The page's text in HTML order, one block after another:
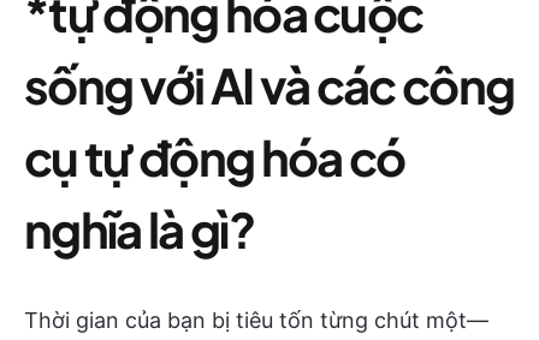
*tự động hóa cuộc
sống với AI và các công
cụ tự động hóa có
nghĩa là gì?
Thời gian của bạn bị tiêu tốn từng chút một—